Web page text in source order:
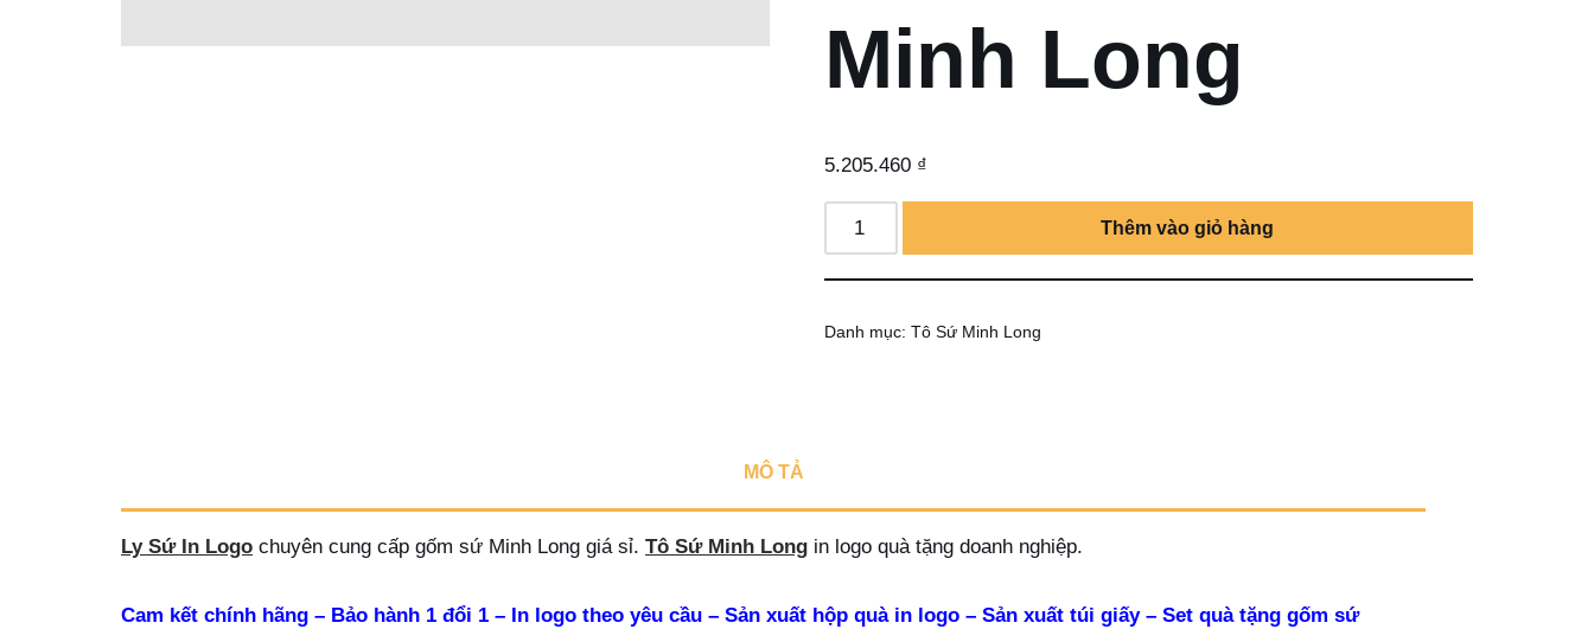
Minh Long
5.205.460 ₫
Thêm vào giỏ hàng
Danh mục: Tô Sứ Minh Long
MÔ TẢ
Ly Sứ In Logo chuyên cung cấp gốm sứ Minh Long giá sỉ. Tô Sứ Minh Long in logo quà tặng doanh nghiệp.
Cam kết chính hãng – Bảo hành 1 đổi 1 – In logo theo yêu cầu – Sản xuất hộp quà in logo – Sản xuất túi giấy – Set quà tặng gốm sứ